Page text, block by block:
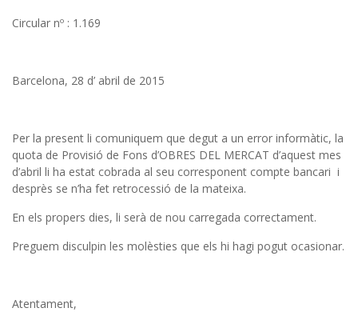
Circular nº : 1.169
Barcelona, 28 d’ abril de 2015
Per la present li comuniquem que degut a un error informàtic, la
quota de Provisió de Fons d’OBRES DEL MERCAT d’aquest mes
d’abril li ha estat cobrada al seu corresponent compte bancari i
desprès se n’ha fet retrocessió de la mateixa.
En els propers dies, li serà de nou carregada correctament.
Preguem disculpin les molèsties que els hi hagi pogut ocasionar.
Atentament,